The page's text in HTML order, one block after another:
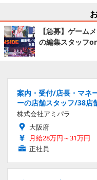
【急募】ゲーム
の編集スタッフ
案内・受付/店長・マネ
ーの店舗スタッフ/38店
株式会社アミパラ
大阪府
月給28万円～31万円
正社員